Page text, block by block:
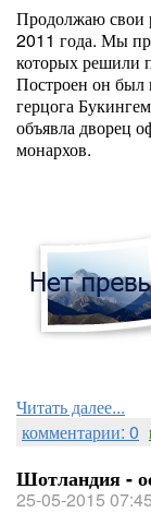
Продолжаю свои
2011 года. Мы
которых решили
Построен он был
герцога
объявла дворец
монархов.
Читать далее...
комментарии: 0
Шотландия -
25-05-2015 07:45